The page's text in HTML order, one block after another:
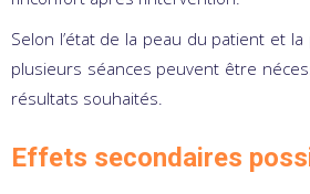
Selon l’état de la peau du patient et
plusieurs séances peuvent être
résultats souhaités.
Effets secondaires